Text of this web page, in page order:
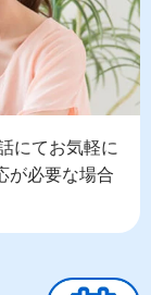
にてお気軽に
が必要な場合